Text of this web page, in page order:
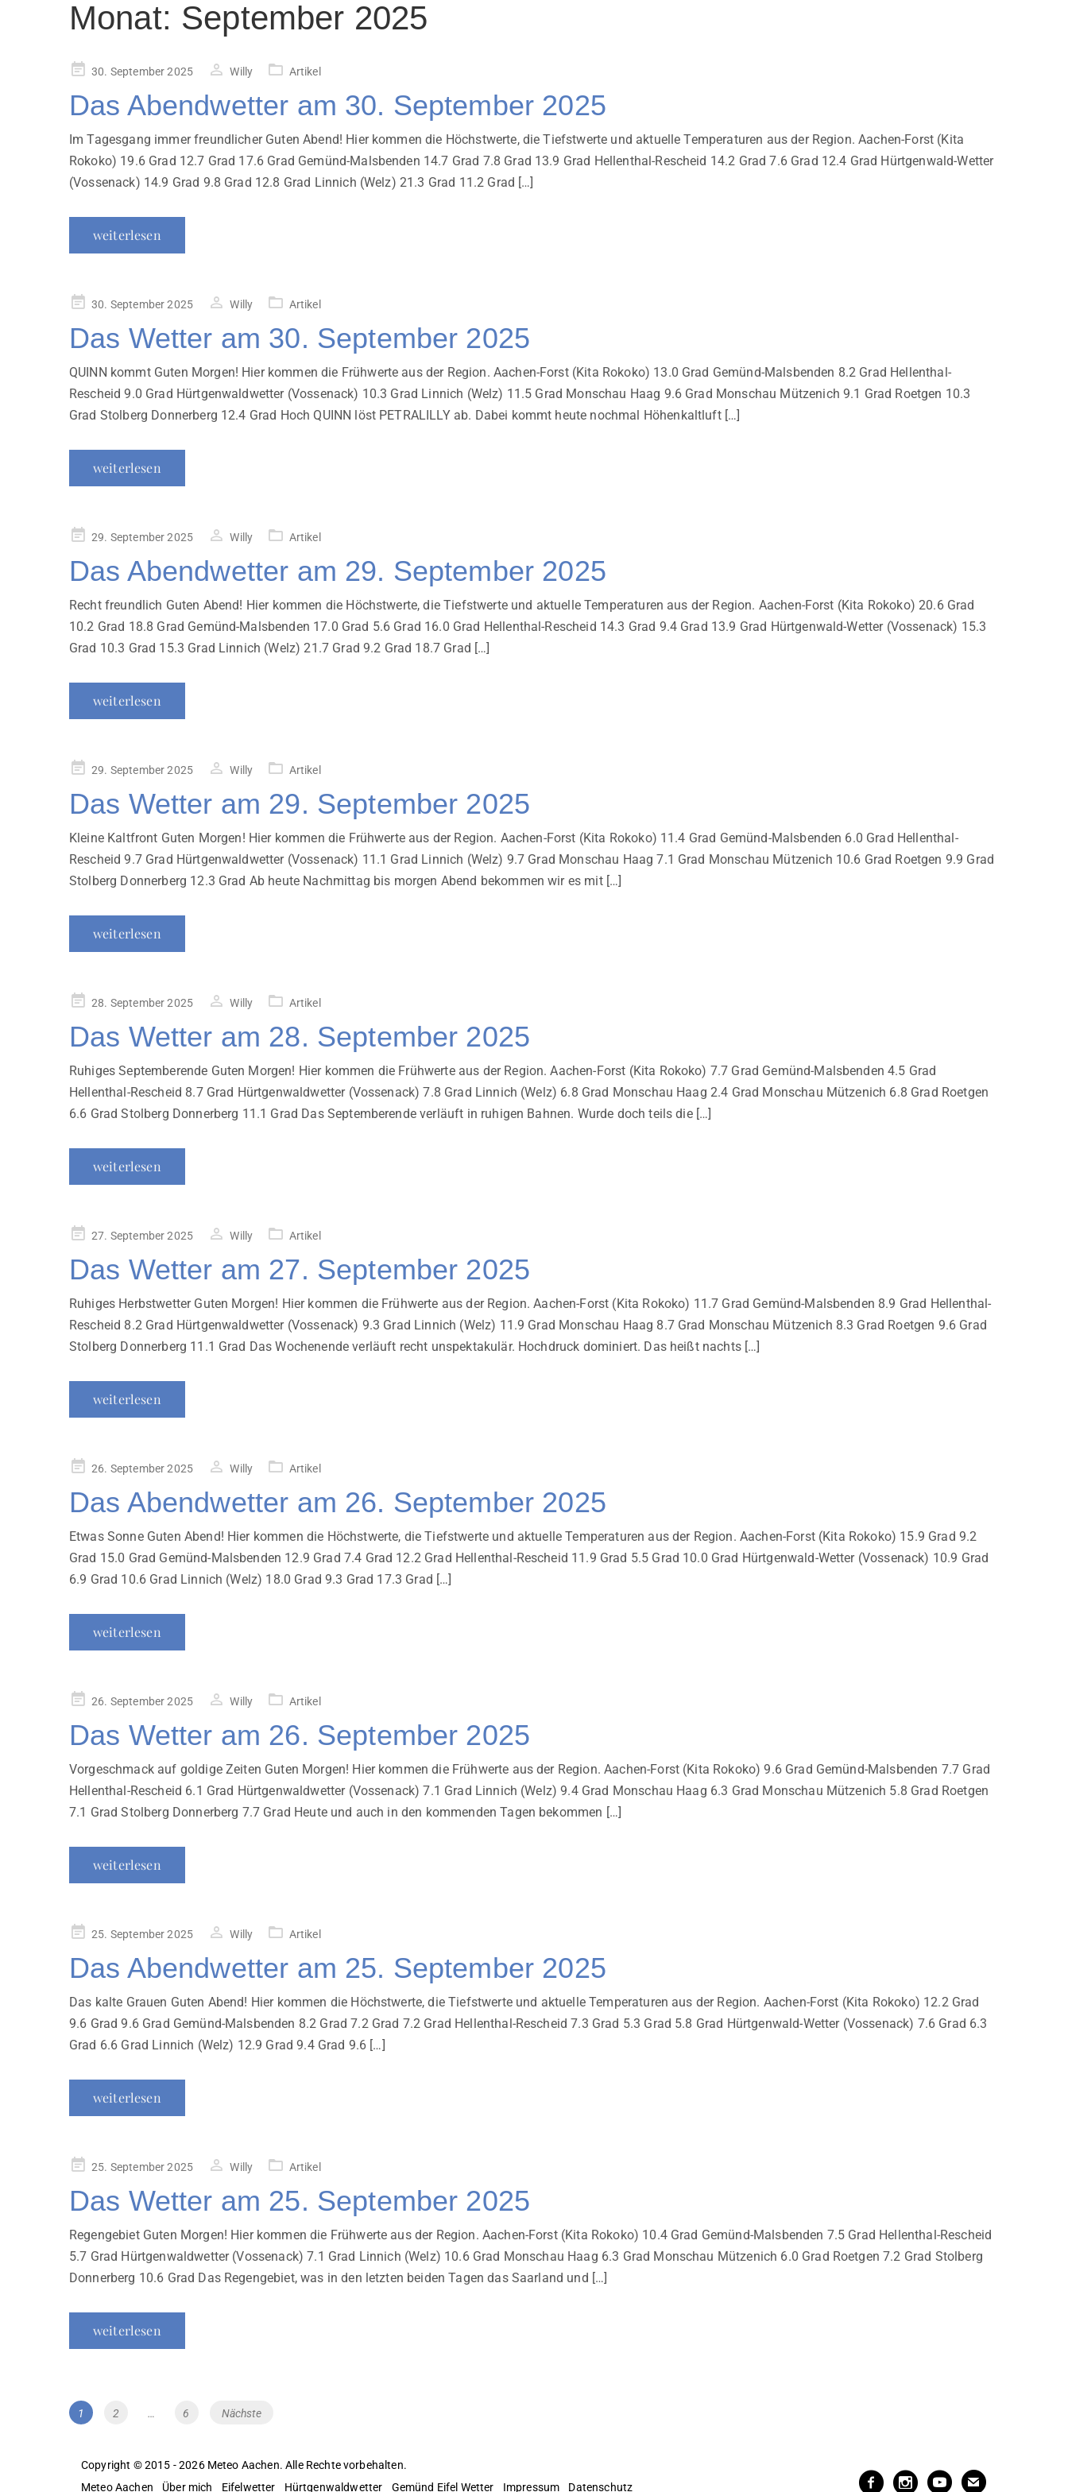
Monat: September 2025
Veröffentlicht
30. September 2025 Willy Artikel
Das Abendwetter am 30. September 2025
Im Tagesgang immer freundlicher Guten Abend! Hier kommen die Höchstwerte, die Tiefstwerte und aktuelle Temperaturen aus der Region. Aachen-Forst (Kita
Rokoko) 19.6 Grad 12.7 Grad 17.6 Grad Gemünd-Malsbenden 14.7 Grad 7.8 Grad 13.9 Grad Hellenthal-Rescheid 14.2 Grad 7.6 Grad 12.4 Grad Hürtgenwald-Wetter
(Vossenack) 14.9 Grad 9.8 Grad 12.8 Grad Linnich (Welz) 21.3 Grad 11.2 Grad […]
weiterlesen
Veröffentlicht
30. September 2025 Willy Artikel
Das Wetter am 30. September 2025
QUINN kommt Guten Morgen! Hier kommen die Frühwerte aus der Region. Aachen-Forst (Kita Rokoko) 13.0 Grad Gemünd-Malsbenden 8.2 Grad Hellenthal-
Rescheid 9.0 Grad Hürtgenwaldwetter (Vossenack) 10.3 Grad Linnich (Welz) 11.5 Grad Monschau Haag 9.6 Grad Monschau Mützenich 9.1 Grad Roetgen 10.3
Grad Stolberg Donnerberg 12.4 Grad Hoch QUINN löst PETRALILLY ab. Dabei kommt heute nochmal Höhenkaltluft […]
weiterlesen
Veröffentlicht
29. September 2025 Willy Artikel
Das Abendwetter am 29. September 2025
Recht freundlich Guten Abend! Hier kommen die Höchstwerte, die Tiefstwerte und aktuelle Temperaturen aus der Region. Aachen-Forst (Kita Rokoko) 20.6 Grad
10.2 Grad 18.8 Grad Gemünd-Malsbenden 17.0 Grad 5.6 Grad 16.0 Grad Hellenthal-Rescheid 14.3 Grad 9.4 Grad 13.9 Grad Hürtgenwald-Wetter (Vossenack) 15.3
Grad 10.3 Grad 15.3 Grad Linnich (Welz) 21.7 Grad 9.2 Grad 18.7 Grad […]
weiterlesen
Veröffentlicht
29. September 2025 Willy Artikel
Das Wetter am 29. September 2025
Kleine Kaltfront Guten Morgen! Hier kommen die Frühwerte aus der Region. Aachen-Forst (Kita Rokoko) 11.4 Grad Gemünd-Malsbenden 6.0 Grad Hellenthal-
Rescheid 9.7 Grad Hürtgenwaldwetter (Vossenack) 11.1 Grad Linnich (Welz) 9.7 Grad Monschau Haag 7.1 Grad Monschau Mützenich 10.6 Grad Roetgen 9.9 Grad
Stolberg Donnerberg 12.3 Grad Ab heute Nachmittag bis morgen Abend bekommen wir es mit […]
weiterlesen
Veröffentlicht
28. September 2025 Willy Artikel
Das Wetter am 28. September 2025
Ruhiges Septemberende Guten Morgen! Hier kommen die Frühwerte aus der Region. Aachen-Forst (Kita Rokoko) 7.7 Grad Gemünd-Malsbenden 4.5 Grad
Hellenthal-Rescheid 8.7 Grad Hürtgenwaldwetter (Vossenack) 7.8 Grad Linnich (Welz) 6.8 Grad Monschau Haag 2.4 Grad Monschau Mützenich 6.8 Grad Roetgen
6.6 Grad Stolberg Donnerberg 11.1 Grad Das Septemberende verläuft in ruhigen Bahnen. Wurde doch teils die […]
weiterlesen
Veröffentlicht
27. September 2025 Willy Artikel
Das Wetter am 27. September 2025
Ruhiges Herbstwetter Guten Morgen! Hier kommen die Frühwerte aus der Region. Aachen-Forst (Kita Rokoko) 11.7 Grad Gemünd-Malsbenden 8.9 Grad Hellenthal-
Rescheid 8.2 Grad Hürtgenwaldwetter (Vossenack) 9.3 Grad Linnich (Welz) 11.9 Grad Monschau Haag 8.7 Grad Monschau Mützenich 8.3 Grad Roetgen 9.6 Grad
Stolberg Donnerberg 11.1 Grad Das Wochenende verläuft recht unspektakulär. Hochdruck dominiert. Das heißt nachts […]
weiterlesen
Veröffentlicht
26. September 2025 Willy Artikel
Das Abendwetter am 26. September 2025
Etwas Sonne Guten Abend! Hier kommen die Höchstwerte, die Tiefstwerte und aktuelle Temperaturen aus der Region. Aachen-Forst (Kita Rokoko) 15.9 Grad 9.2
Grad 15.0 Grad Gemünd-Malsbenden 12.9 Grad 7.4 Grad 12.2 Grad Hellenthal-Rescheid 11.9 Grad 5.5 Grad 10.0 Grad Hürtgenwald-Wetter (Vossenack) 10.9 Grad
6.9 Grad 10.6 Grad Linnich (Welz) 18.0 Grad 9.3 Grad 17.3 Grad […]
weiterlesen
Veröffentlicht
26. September 2025 Willy Artikel
Das Wetter am 26. September 2025
Vorgeschmack auf goldige Zeiten Guten Morgen! Hier kommen die Frühwerte aus der Region. Aachen-Forst (Kita Rokoko) 9.6 Grad Gemünd-Malsbenden 7.7 Grad
Hellenthal-Rescheid 6.1 Grad Hürtgenwaldwetter (Vossenack) 7.1 Grad Linnich (Welz) 9.4 Grad Monschau Haag 6.3 Grad Monschau Mützenich 5.8 Grad Roetgen
7.1 Grad Stolberg Donnerberg 7.7 Grad Heute und auch in den kommenden Tagen bekommen […]
weiterlesen
Veröffentlicht
25. September 2025 Willy Artikel
Das Abendwetter am 25. September 2025
Das kalte Grauen Guten Abend! Hier kommen die Höchstwerte, die Tiefstwerte und aktuelle Temperaturen aus der Region. Aachen-Forst (Kita Rokoko) 12.2 Grad
9.6 Grad 9.6 Grad Gemünd-Malsbenden 8.2 Grad 7.2 Grad 7.2 Grad Hellenthal-Rescheid 7.3 Grad 5.3 Grad 5.8 Grad Hürtgenwald-Wetter (Vossenack) 7.6 Grad 6.3
Grad 6.6 Grad Linnich (Welz) 12.9 Grad 9.4 Grad 9.6 […]
weiterlesen
Veröffentlicht
25. September 2025 Willy Artikel
Das Wetter am 25. September 2025
Regengebiet Guten Morgen! Hier kommen die Frühwerte aus der Region. Aachen-Forst (Kita Rokoko) 10.4 Grad Gemünd-Malsbenden 7.5 Grad Hellenthal-Rescheid
5.7 Grad Hürtgenwaldwetter (Vossenack) 7.1 Grad Linnich (Welz) 10.6 Grad Monschau Haag 6.3 Grad Monschau Mützenich 6.0 Grad Roetgen 7.2 Grad Stolberg
Donnerberg 10.6 Grad Das Regengebiet, was in den letzten beiden Tagen das Saarland und […]
weiterlesen
Beitragsnavigation
Page
1 Page
2 … Page
6 Nächste
Copyright © 2015 - 2026 Meteo Aachen. Alle Rechte vorbehalten.
Meteo Aachen
Über mich Eifelwetter Hürtgenwaldwetter Gemünd Eifel Wetter Impressum Datenschutz